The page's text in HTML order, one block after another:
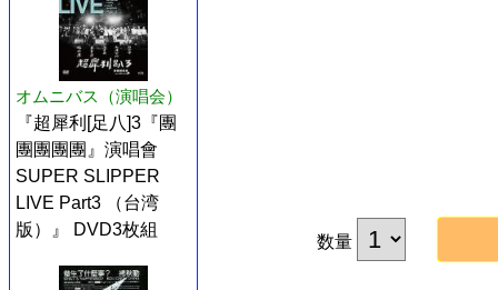
オムニバス（演唱会）
『超犀利[足八]3『團
團團團團』演唱會
SUPER SLIPPER
LIVE Part3 （台湾
版）』 DVD3枚組
数量